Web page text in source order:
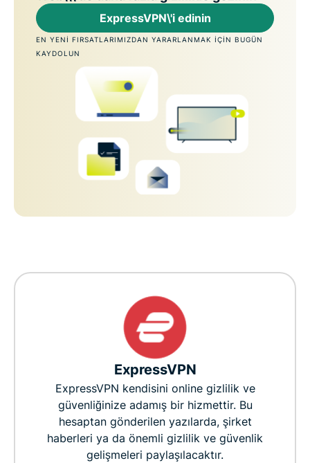
ExpressVPN\'i edinin
EN YENI FIRSATLARIMIZDAN YARARLANMAK IÇIN BUGÜN
KAYDOLUN
ExpressVPN
ExpressVPN kendisini online gizlilik ve
güvenliğinize adamış bir hizmettir. Bu
hesaptan gönderilen yazılarda, şirket
haberleri ya da önemli gizlilik ve güvenlik
gelişmeleri paylaşılacaktır.